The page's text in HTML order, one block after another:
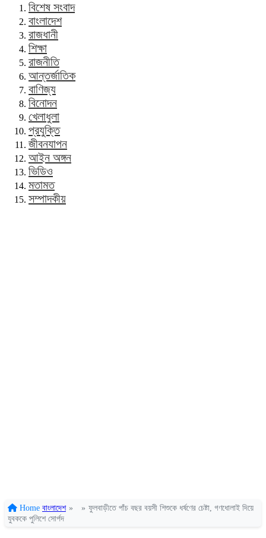
বিশেষ সংবাদ
বাংলাদেশ
রাজধানী
শিক্ষা
রাজনীতি
আন্তর্জাতিক
বাণিজ্য
বিনোদন
খেলাধুলা
প্রযুক্তি
জীবনযাপন
আইন অঙ্গন
ভিডিও
মতামত
সম্পাদকীয়
Home বাংলাদেশ » » ফুলবাড়ীতে পাঁচ বছর বয়সী শিশুকে ধর্ষণের চেষ্টা, গণধোলাই দিয়ে
যুবককে পুলিশে সোর্পদ